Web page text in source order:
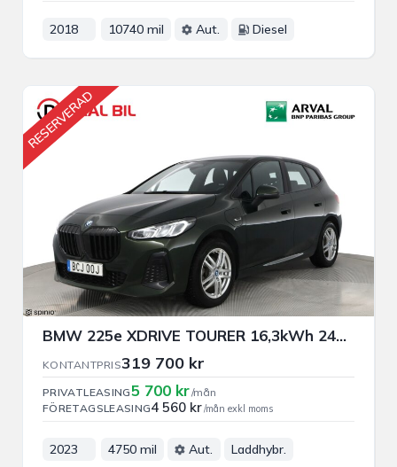
2018 10740 mil Aut. Diesel
RESERVERAD
BMW 225e XDRIVE TOURER 16,3kWh 245HK M-SPORT B-KAMERA NAVI VÄRM
KONTANTPRIS319 700 kr
PRIVATLEASING5 700 kr/mån
FÖRETAGSLEASING4 560 kr/mån exkl moms
2023 4750 mil Aut. Laddhybr.